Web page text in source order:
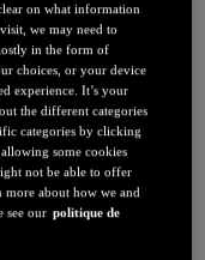
on what information
we may need to
in the form of
choices, or your device
experience. It’s your
the different categories
categories by clicking
some cookies
not be able to offer
more about how we and
see our politique de